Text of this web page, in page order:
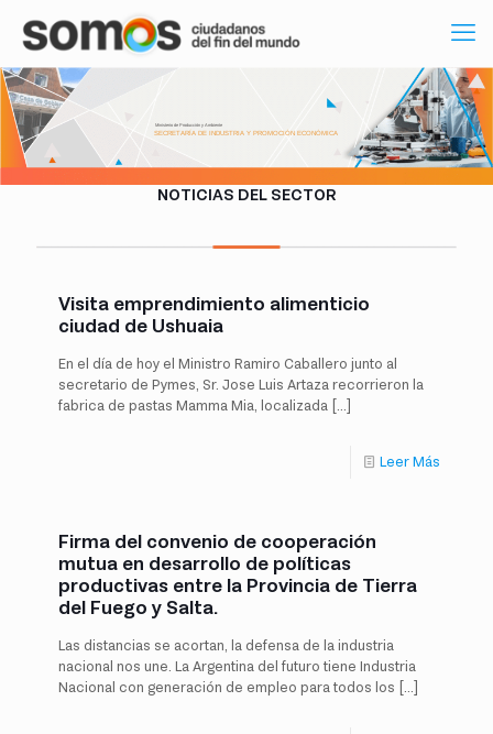
SECRETARÍA DE INDUSTRIA Y PROMOCIÓN ECONÓMICA
Ministerio de Producción y Ambiente
NOTICIAS DEL SECTOR
Visita emprendimiento alimenticio
ciudad de Ushuaia
En el día de hoy el Ministro Ramiro Caballero junto al
secretario de Pymes, Sr. Jose Luis Artaza recorrieron la
fabrica de pastas Mamma Mia, localizada […]
Leer Más
Firma del convenio de cooperación
mutua en desarrollo de políticas
productivas entre la Provincia de Tierra
del Fuego y Salta.
Las distancias se acortan, la defensa de la industria
nacional nos une. La Argentina del futuro tiene Industria
Nacional con generación de empleo para todos los […]